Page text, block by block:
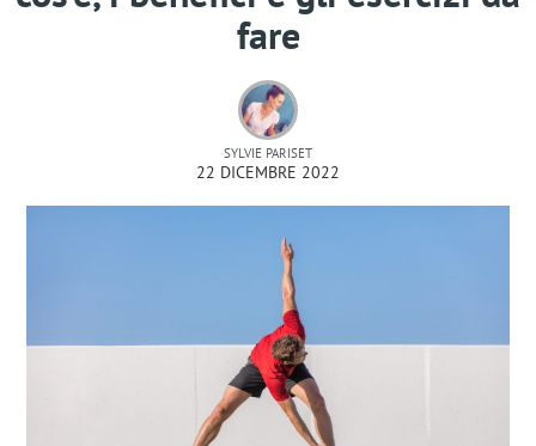
fare
SYLVIE PARISET
22 DICEMBRE 2022